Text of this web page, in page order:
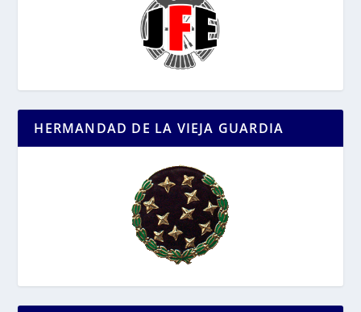
HERMANDAD DE LA VIEJA GUARDIA